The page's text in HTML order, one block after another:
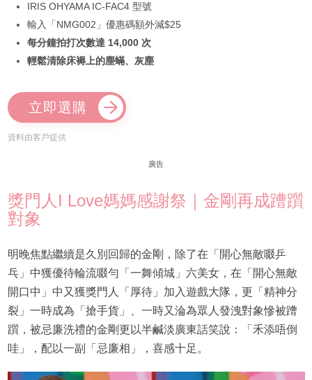
IRIS OHYAMA IC-FAC4 型號
輸入「NMG002」優惠碼額外減$25
每分鐘拍打次數達 14,000 次
輕鬆清除床褥上的塵蟎、灰塵
立即選購
資料由客戶提供
廣告
獎門人I Love媽媽感謝祭｜金剛再成蹧躓
對象
明晚焦點繼續是久別回歸的金剛，除了在「開心無敵啜乒
乓」中獲優待輪流啜勻「一舞傾城」六美女，在「開心無敵
開口中」中又獲獎門人「厚待」加入遊戲大隊，更「精神分
裂」一時成為「搶手貨」、一時又淪為眾人發洩對象慘被蹧
躓，被忌廉洗禮的金剛更以半鹹淡廣東話笑說：「禾添唔倒
哇」，配以一副「忌廉相」，喜感十足。